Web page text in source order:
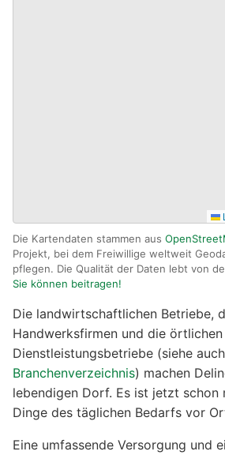
Die Kartendaten stammen aus
Projekt, bei dem Freiwillige weltweit
pflegen. Die Qualität der Daten lebt von
Sie können beitragen!
Die landwirtschaftlichen Betriebe,
Handwerksfirmen und die örtlichen
Dienstleistungsbetriebe (siehe auch
Branchenverzeichnis) machen
lebendigen Dorf. Es ist jetzt schon
Dinge des täglichen Bedarfs vor
Eine umfassende Versorgung und